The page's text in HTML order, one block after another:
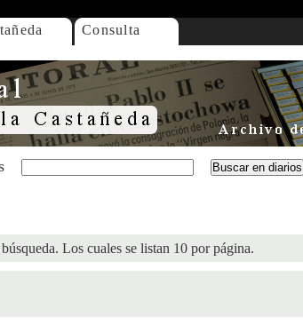
Consulta
Los cuales se listan 10 por página.